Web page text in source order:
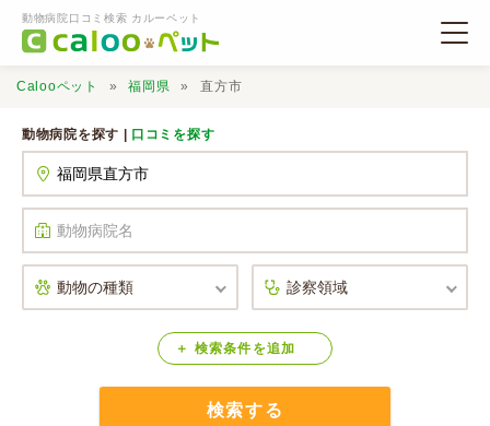
動物病院口コミ検索 カルーペット
口コミ検索
Calooペットとは？
Calooペット 福岡県 直方市
動物病院を探す | 口コミを探す
検索条件 を追加
検索する